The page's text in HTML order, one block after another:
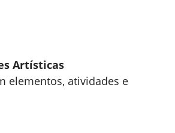
Artísticas
elementos, atividades e